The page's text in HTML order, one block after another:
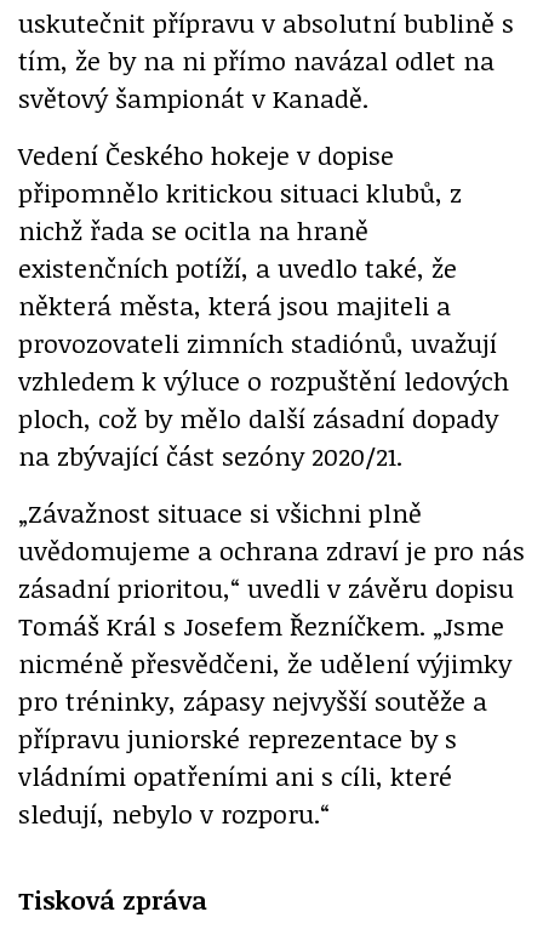
uskutečnit přípravu v absolutní bublině s
tím, že by na ni přímo navázal odlet na
světový šampionát v Kanadě.
Vedení Českého hokeje v dopise
připomnělo kritickou situaci klubů, z
nichž řada se ocitla na hraně
existenčních potíží, a uvedlo také, že
některá města, která jsou majiteli a
provozovateli zimních stadiónů, uvažují
vzhledem k výluce o rozpuštění ledových
ploch, což by mělo další zásadní dopady
na zbývající část sezóny 2020/21.
„Závažnost situace si všichni plně
uvědomujeme a ochrana zdraví je pro nás
zásadní prioritou,“ uvedli v závěru dopisu
Tomáš Král s Josefem Řezníčkem. „Jsme
nicméně přesvědčeni, že udělení výjimky
pro tréninky, zápasy nejvyšší soutěže a
přípravu juniorské reprezentace by s
vládními opatřeními ani s cíli, které
sledují, nebylo v rozporu.“
Tisková zpráva